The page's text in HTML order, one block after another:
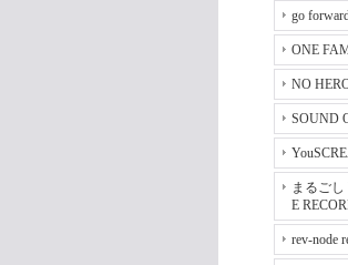
go
ONE
NO
SOUND
まるご
E
rev-node